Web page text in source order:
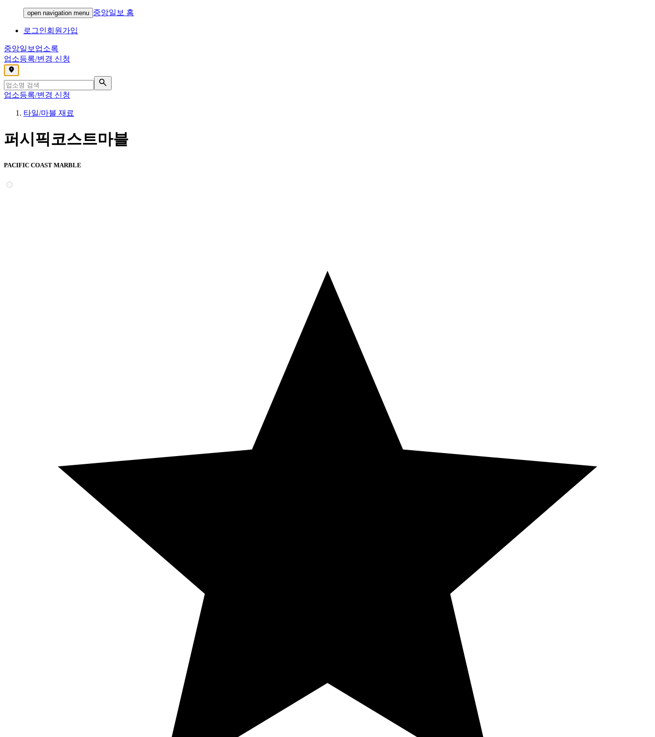
open navigation menu 중앙일보 홈
로그인회원가입
중앙일보 업소록
업소등록/변경 신청
,
업소등록/변경 신청
타일/마블 재료
퍼시픽코스트마블
PACIFIC COAST MARBLE